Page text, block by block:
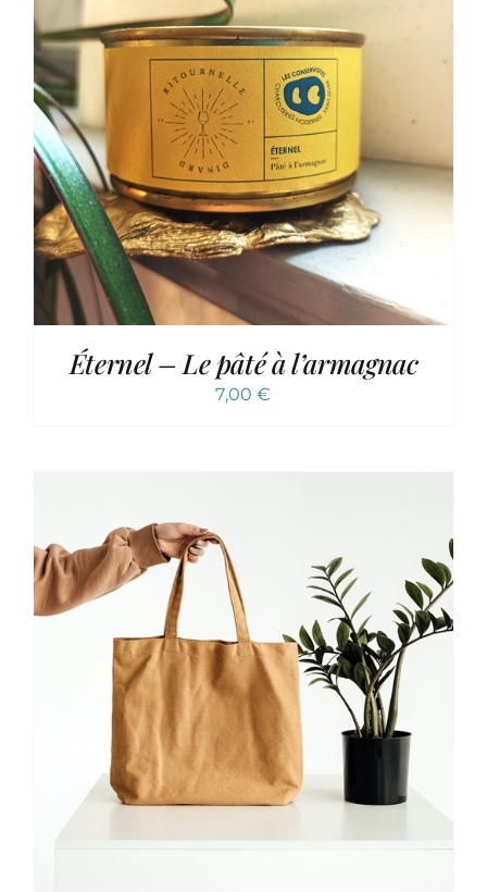
Éternel – Le pâté à l’armagnac
7,00€